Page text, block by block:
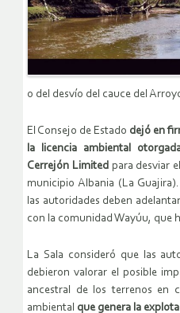
o del desvío del cauce del
El Consejo de Estado dejó en
la licencia ambiental
Cerrejón Limitedpara desviar
municipio Albania (La
las autoridades deben
con la comunidad Wayúu, que
La Sala consideró que las
debieron valorar el posible
ancestral de los terrenos en
ambiental que genera la